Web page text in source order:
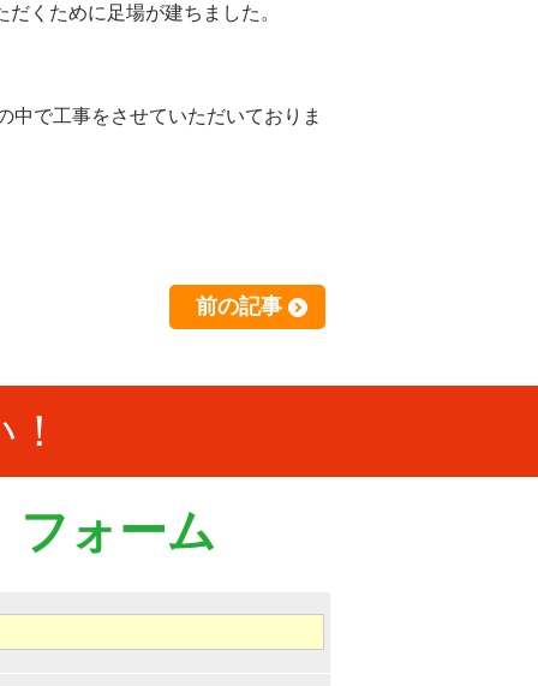
くために足場が建ちました。
中で工事をさせていただいておりま
前の記事
フォーム